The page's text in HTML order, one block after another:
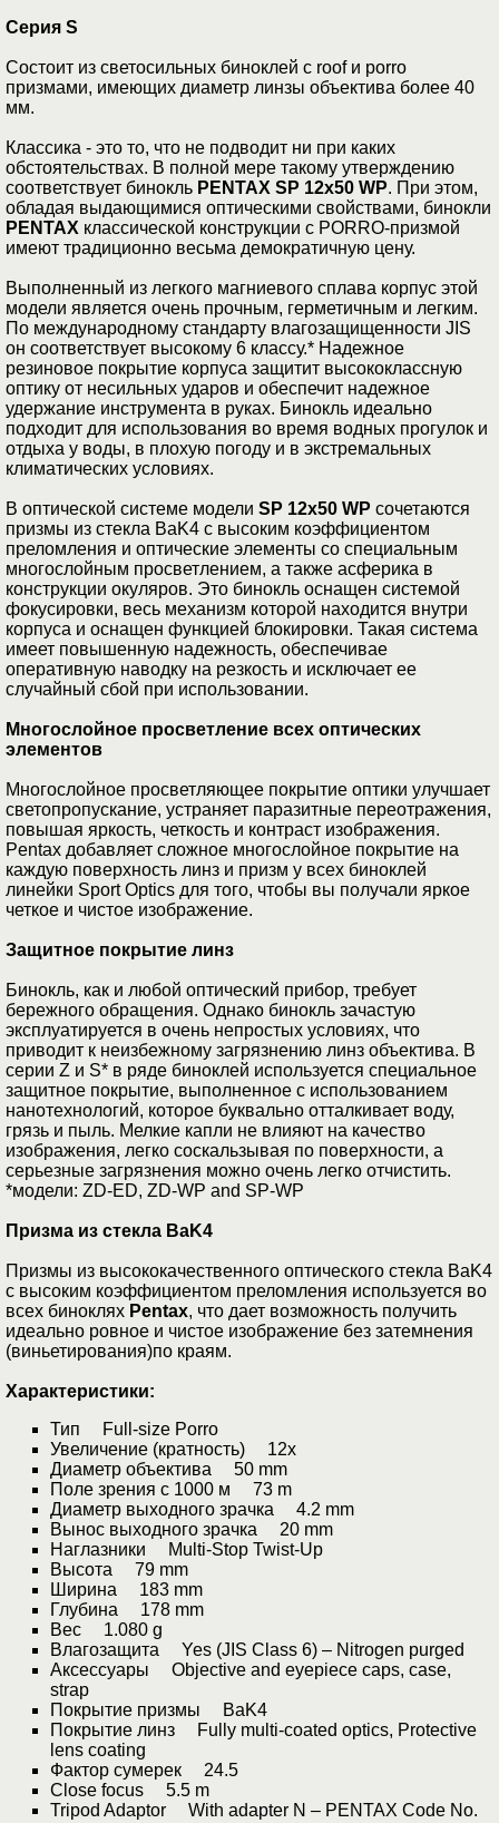
Серия S
Состоит из светосильных биноклей с roof и porro
призмами, имеющих диаметр линзы объектива более 40
мм.
Классика - это то, что не подводит ни при каких
обстоятельствах. В полной мере такому утверждению
соответствует бинокль PENTAX SP 12x50 WP. При этом,
обладая выдающимися оптическими свойствами, бинокли
PENTAX классической конструкции с PORRO-призмой
имеют традиционно весьма демократичную цену.
Выполненный из легкого магниевого сплава корпус этой
модели является очень прочным, герметичным и легким.
По международному стандарту влагозащищенности JIS
он соответствует высокому 6 классу.* Надежное
резиновое покрытие корпуса защитит высококлассную
оптику от несильных ударов и обеспечит надежное
удержание инструмента в руках. Бинокль идеально
подходит для использования во время водных прогулок и
отдыха у воды, в плохую погоду и в экстремальных
климатических условиях.
В оптической системе модели SP 12x50 WP сочетаются
призмы из стекла BaK4 с высоким коэффициентом
преломления и оптические элементы со специальным
многослойным просветлением, а также асферика в
конструкции окуляров. Это бинокль оснащен системой
фокусировки, весь механизм которой находится внутри
корпуса и оснащен функцией блокировки. Такая система
имеет повышенную надежность, обеспечивае
оперативную наводку на резкость и исключает ее
случайный сбой при использовании.
Многослойное просветление всех оптических
элементов
Многослойное просветляющее покрытие оптики улучшает
светопропускание, устраняет паразитные переотражения,
повышая яркость, четкость и контраст изображения.
Pentax добавляет сложное многослойное покрытие на
каждую поверхность линз и призм у всех биноклей
линейки Sport Optics для того, чтобы вы получали яркое
четкое и чистое изображение.
Защитное покрытие линз
Бинокль, как и любой оптический прибор, требует
бережного обращения. Однако бинокль зачастую
эксплуатируется в очень непростых условиях, что
приводит к неизбежному загрязнению линз объектива. В
серии Z и S* в ряде биноклей используется специальное
защитное покрытие, выполненное с использованием
нанотехнологий, которое буквально отталкивает воду,
грязь и пыль. Мелкие капли не влияют на качество
изображения, легко соскальзывая по поверхности, а
серьезные загрязнения можно очень легко отчистить.
*модели: ZD-ED, ZD-WP and SP-WP
Призма из стекла BaK4
Призмы из высококачественного оптического стекла BaK4
с высоким коэффициентом преломления используется во
всех биноклях Pentax, что дает возможность получить
идеально ровное и чистое изображение без затемнения
(виньетирования)по краям.
Характеристики:
Тип Full-size Porro
Увеличение (кратность) 12x
Диаметр объектива 50 mm
Поле зрения с 1000 м 73 m
Диаметр выходного зрачка 4.2 mm
Вынос выходного зрачка 20 mm
Наглазники Multi-Stop Twist-Up
Высота 79 mm
Ширина 183 mm
Глубина 178 mm
Вес 1.080 g
Влагозащита Yes (JIS Class 6) – Nitrogen purged
Аксессуары Objective and eyepiece caps, case,
strap
Покрытие призмы BaK4
Покрытие линз Fully multi-coated optics, Protective
lens coating
Фактор сумерек 24.5
Close focus 5.5 m
Tripod Adaptor With adapter N – PENTAX Code No.